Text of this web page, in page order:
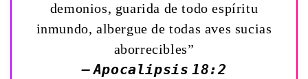
demonios, guarida de todo espíritu
inmundo, albergue de todas aves sucias
aborrecibles”
— Apocalipsis 18:2